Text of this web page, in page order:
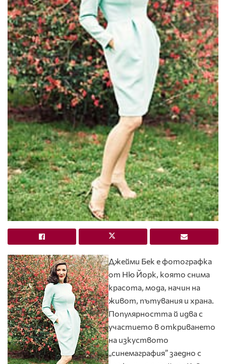
Джейми Бек е фотографка
от Ню Йорк, която снима
красота, мода, начин на
живот, пътувания и храна.
Популярността й идва с
участието в откриването
на изкуството
„синемаграфия” заедно с